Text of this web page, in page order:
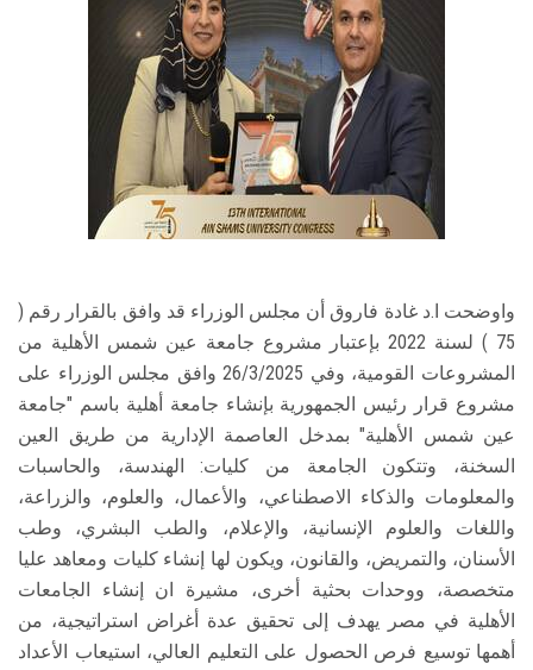
واوضحت ا.د غادة فاروق أن مجلس الوزراء قد وافق بالقرار رقم (
75 ) لسنة 2022 بإعتبار مشروع جامعة عين شمس الأهلية من
المشروعات القومية، وفي 26/3/2025 وافق مجلس الوزراء على
مشروع قرار رئيس الجمهورية بإنشاء جامعة أهلية باسم "جامعة
عين شمس الأهلية" بمدخل العاصمة الإدارية من طريق العين
السخنة، وتتكون الجامعة من كليات: الهندسة، والحاسبات
والمعلومات والذكاء الاصطناعي، والأعمال، والعلوم، والزراعة،
واللغات والعلوم الإنسانية، والإعلام، والطب البشري، وطب
الأسنان، والتمريض، والقانون، ويكون لها إنشاء كليات ومعاهد عليا
متخصصة، ووحدات بحثية أخرى، مشيرة ان إنشاء الجامعات
الأهلية في مصر يهدف إلى تحقيق عدة أغراض استراتيجية، من
أهمها توسيع فرص الحصول على التعليم العالي، استيعاب الأعداد